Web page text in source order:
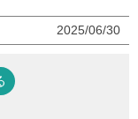
2025/06/30